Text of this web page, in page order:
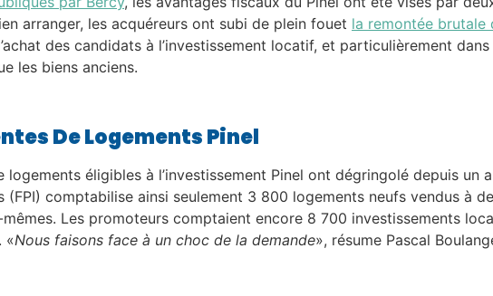
arranger, les acquéreurs ont subi de plein fouet la remontée brutale
des candidats à l’investissement locatif, et particulièrement
les biens anciens.
De Logements Pinel
éligibles à l’investissement Pinel ont dégringolé depuis un
comptabilise ainsi seulement 3 800 logements neufs vendus à
Les promoteurs comptaient encore 8 700 investissements
«Nous faisons face à un choc de la demande», résume Pascal